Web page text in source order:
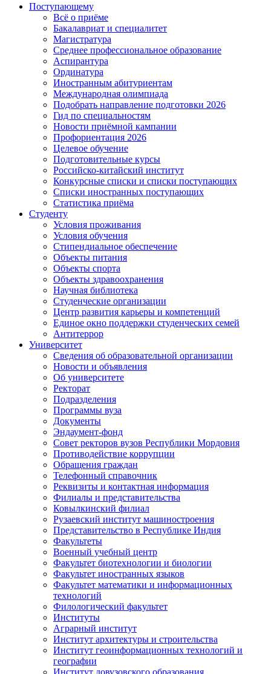
Поступающему
Всё о приёме
Бакалавриат и специалитет
Магистратура
Среднее профессиональное образование
Аспирантура
Ординатура
Иностранным абитуриентам
Международная олимпиада
Подобрать направление подготовки 2026
Гид по специальностям
Новости приёмной кампании
Профориентация 2026
Целевое обучение
Подготовительные курсы
Российско-китайский институт
Конкурсные списки и списки поступающих
Списки иностранных поступающих
Статистика приёма
Студенту
Условия проживания
Условия обучения
Стипендиальное обеспечение
Объекты питания
Объекты спорта
Объекты здравоохранения
Научная библиотека
Студенческие организации
Центр развития карьеры и компетенций
Единое окно поддержки студенческих семей
Антитеррор
Университет
Сведения об образовательной организации
Новости и объявления
Об университете
Ректорат
Подразделения
Программы вуза
Документы
Эндаумент-фонд
Совет ректоров вузов Республики Мордовия
Противодействие коррупции
Обращения граждан
Телефонный справочник
Реквизиты и контактная информация
Филиалы и представительства
Ковылкинский филиал
Рузаевский институт машиностроения
Представительство в Республике Индия
Факультеты
Военный учебный центр
Факультет биотехнологии и биологии
Факультет иностранных языков
Факультет математики и информационных
технологий
Филологический факультет
Институты
Аграрный институт
Институт архитектуры и строительства
Институт геоинформационных технологий и
географии
Институт довузовского образования